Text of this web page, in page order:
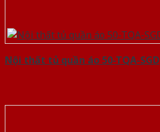
Nội thất tủ quần áo 50-TQA-SGD